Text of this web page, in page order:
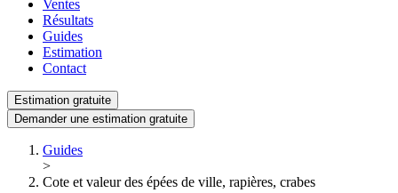
Ventes
Résultats
Guides
Estimation
Contact
Estimation gratuite
Demander une estimation gratuite
Guides
>
Cote et valeur des épées de ville, rapières, crabes